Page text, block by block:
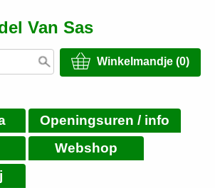
Van Sas
Winkelmandje (0)
Openingsuren / info
Webshop